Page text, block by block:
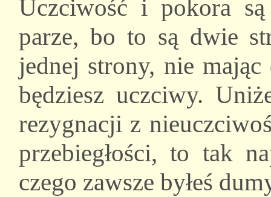
Uczciwość i pokora
parze, bo to są dwie
jednej strony, nie
będziesz uczciwy.
rezygnacji z
przebiegłości, to tak
czego zawsze byłeś